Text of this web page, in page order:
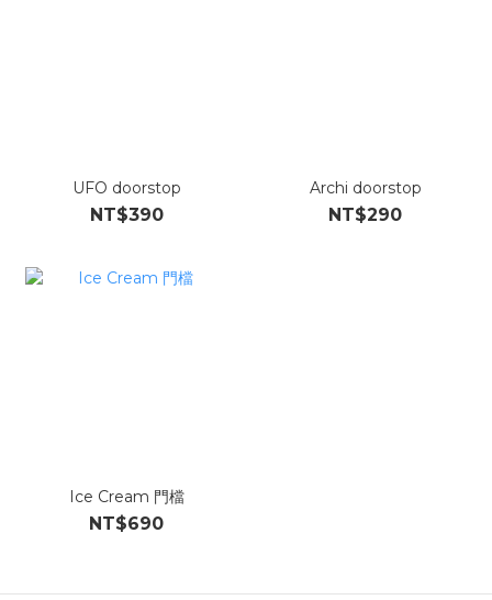
UFO doorstop
NT$390
Archi doorstop
NT$290
Ice Cream 門檔
NT$690